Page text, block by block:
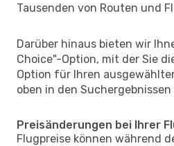
Tausenden von Routen und
Darüber hinaus bieten wir
Choice"-Option, mit der Sie
Option für Ihren
oben in den
Preisänderungen bei Ihrer
Flugpreise können während